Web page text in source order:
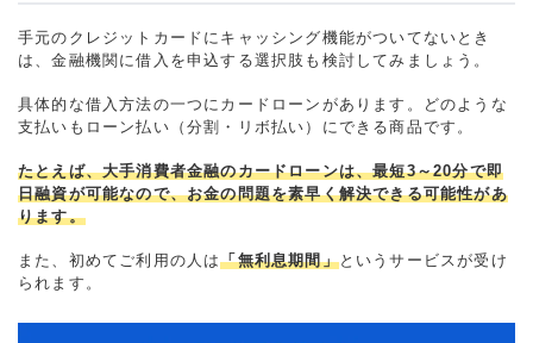
手元のクレジットカードにキャッシング機能がついてないとき
は、金融機関に借入を申込する選択肢も検討してみましょう。
具体的な借入方法の一つにカードローンがあります。どのような
支払いもローン払い（分割・リボ払い）にできる商品です。
たとえば、大手消費者金融のカードローンは、最短3～20分で即
日融資が可能なので、お金の問題を素早く解決できる可能性があ
ります。
また、初めてご利用の人は「無利息期間」というサービスが受け
られます。